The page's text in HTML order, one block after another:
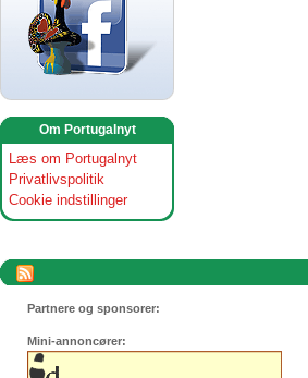
Om Portugalnyt
Læs om Portugalnyt
Privatlivspolitik
Cookie indstillinger
Partnere og sponsorer:
Mini-annoncører: